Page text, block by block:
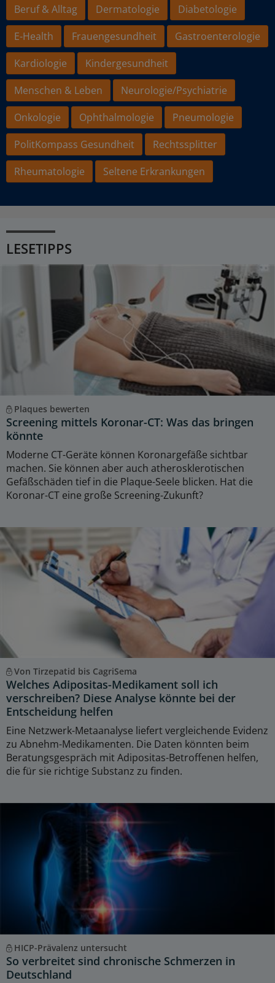
Beruf & Alltag
Dermatologie
Diabetologie
E-Health
Frauengesundheit
Gastroenterologie
Kardiologie
Kindergesundheit
Menschen & Leben
Neurologie/Psychiatrie
Onkologie
Ophthalmologie
Pneumologie
PolitKompass Gesundheit
Rechtssplitter
Rheumatologie
Seltene Erkrankungen
LESETIPPS
Plaques bewerten
Screening mittels Koronar-CT: Was das bringen
könnte
Moderne CT-Geräte können Koronargefäße sichtbar
machen. Sie können aber auch atherosklerotischen
Gefäßschäden tief in die Plaque-Seele blicken. Hat die
Koronar-CT eine große Screening-Zukunft?
Von Tirzepatid bis CagriSema
Welches Adipositas-Medikament soll ich
verschreiben? Diese Analyse könnte bei der
Entscheidung helfen
Eine Netzwerk-Metaanalyse liefert vergleichende Evidenz
zu Abnehm-Medikamenten. Die Daten könnten beim
Beratungsgespräch mit Adipositas-Betroffenen helfen,
die für sie richtige Substanz zu finden.
HICP-Prävalenz untersucht
So verbreitet sind chronische Schmerzen in
Deutschland